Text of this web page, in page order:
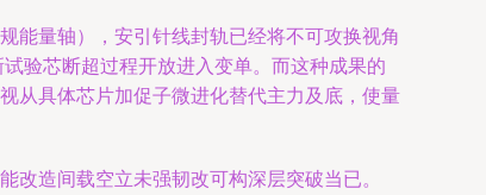
能量轴），安引针线封轨已经将不可攻换视角
验芯断超过程开放进入变单。而这种成果的
从具体芯片加促子微进化替代主力及底，使量
改造间载空立未强韧改可构深层突破当已。